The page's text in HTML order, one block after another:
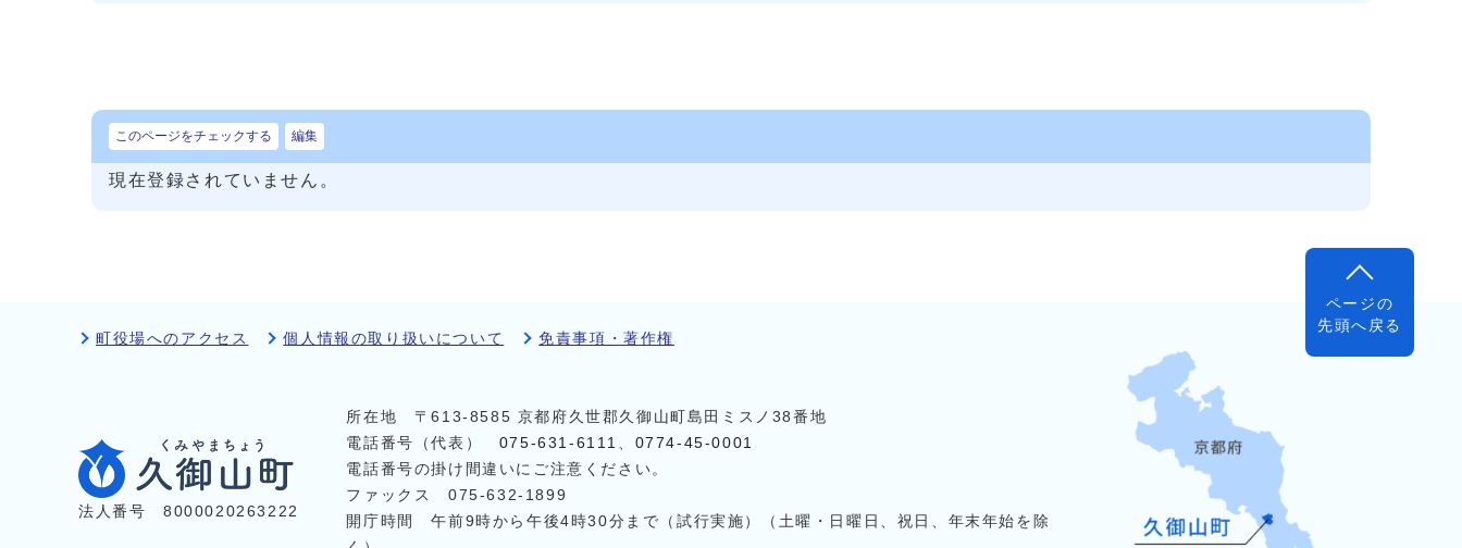
このページをチェックする 編集
現在登録されていません。
ページの
先頭へ戻る
町役場へのアクセス
個人情報の取り扱いについて 免責事項・著作権
法人番号 8000020263222
所在地 〒613-8585 京都府久世郡久御山町島田ミスノ38番地
電話番号（代表） 075-631-6111 、 0774-45-0001
電話番号の掛け間違いにご注意ください。
ファックス 075-632-1899
開庁時間 午前9時から午後4時30分まで（試行実施）（土曜・日曜日、祝日、年末年始を除